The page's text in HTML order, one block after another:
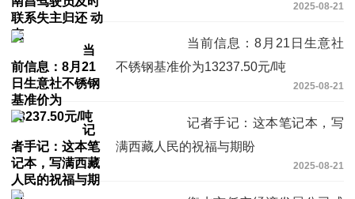
2025-08-21
当前信息：8月21日生意社
不锈钢基准价为13237.50元/吨
2025-08-21
记者手记：这本笔记本，写
满西藏人民的祝福与期盼
2025-08-21